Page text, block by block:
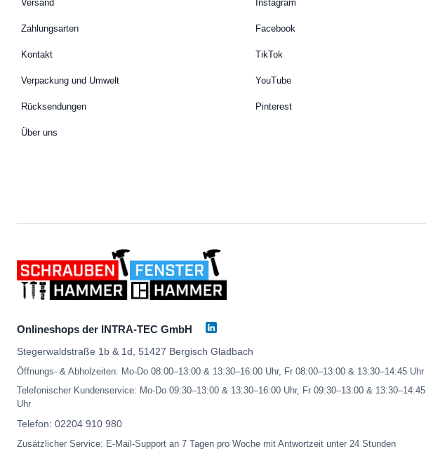
Versand
Zahlungsarten
Kontakt
Verpackung und Umwelt
Rücksendungen
Über uns
Instagram
Facebook
TikTok
YouTube
Pinterest
Onlineshops der INTRA-TEC GmbH
Stegerwaldstraße 1b & 1d, 51427 Bergisch Gladbach
Öffnungs- & Abholzeiten: Mo-Do 08:00–13:00 & 13:30–16:00 Uhr, Fr 08:00–13:00 & 13:30–14:45 Uhr
Telefonischer Kundenservice: Mo-Do 09:30–13:00 & 13:30–16:00 Uhr, Fr 09:30–13:00 & 13:30–14:45
Uhr
Telefon: 02204 910 980
Zusätzlicher Service: E-Mail-Support an 7 Tagen pro Woche mit Antwortzeit unter 24 Stunden